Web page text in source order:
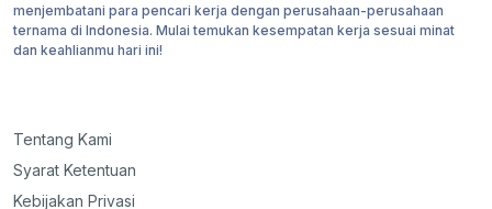
menjembatani para pencari kerja dengan perusahaan-perusahaan
ternama di Indonesia. Mulai temukan kesempatan kerja sesuai minat
dan keahlianmu hari ini!
Tentang Kami
Syarat Ketentuan
Kebijakan Privasi